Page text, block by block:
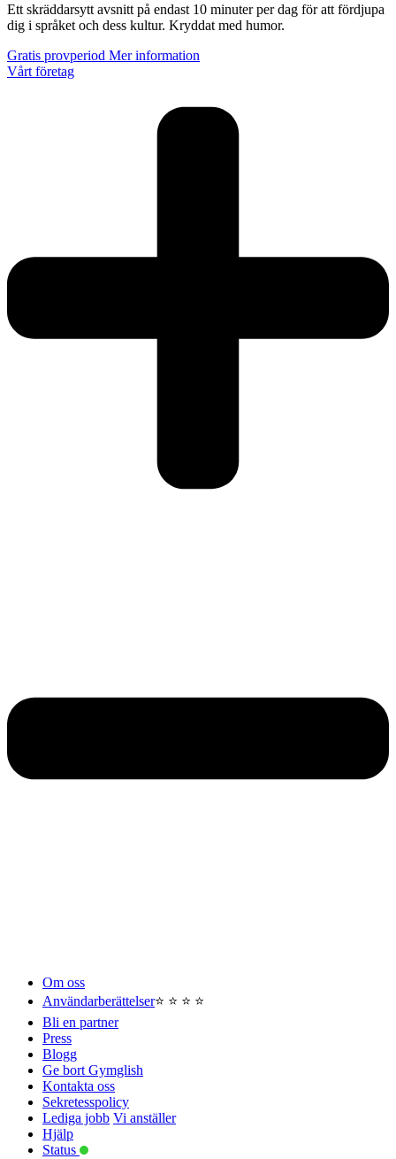
Ett skräddarsytt avsnitt på endast 10 minuter per dag för att fördjupa
dig i språket och dess kultur. Kryddat med humor.
Gratis provperiod Mer information
Vårt företag
Om oss
Användarberättelser⭐️ ⭐️ ⭐️ ⭐️
Bli en partner
Press
Blogg
Ge bort Gymglish
Kontakta oss
Sekretesspolicy
Lediga jobb Vi anställer
Hjälp
Status